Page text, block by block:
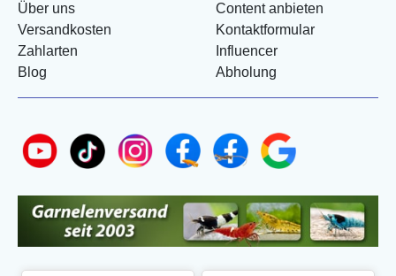
Über uns
Versandkosten
Zahlarten
Blog
Content anbieten
Kontaktformular
Influencer
Abholung